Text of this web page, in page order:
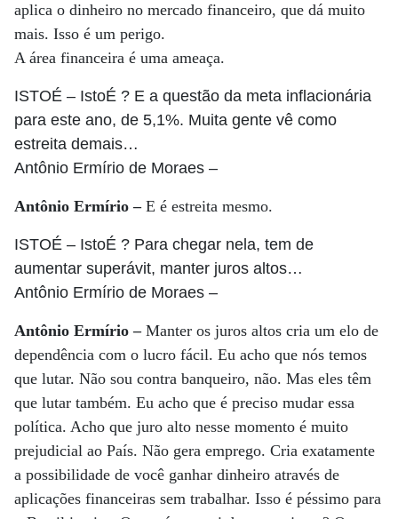
aplica o dinheiro no mercado financeiro, que dá muito
mais. Isso é um perigo.
A área financeira é uma ameaça.
ISTOÉ – IstoÉ ? E a questão da meta inflacionária
para este ano, de 5,1%. Muita gente vê como
estreita demais…
Antônio Ermírio de Moraes –
Antônio Ermírio –E é estreita mesmo.
ISTOÉ – IstoÉ ? Para chegar nela, tem de
aumentar superávit, manter juros altos…
Antônio Ermírio de Moraes –
Antônio Ermírio –Manter os juros altos cria um elo de
dependência com o lucro fácil. Eu acho que nós temos
que lutar. Não sou contra banqueiro, não. Mas eles têm
que lutar também. Eu acho que é preciso mudar essa
política. Acho que juro alto nesse momento é muito
prejudicial ao País. Não gera emprego. Cria exatamente
a possibilidade de você ganhar dinheiro através de
aplicações financeiras sem trabalhar. Isso é péssimo para